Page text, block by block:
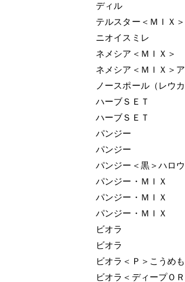
ディル
テルスター＜ＭＩＸ＞
ニオイスミレ
ネメシア＜ＭＩＸ＞
ネメシア＜ＭＩＸ＞
ノースポール（レウ
ハーブＳＥＴ
ハーブＳＥＴ
パンジー
パンジー
パンジー＜黒＞ハロ
パンジー・ＭＩＸ
パンジー・ＭＩＸ
パンジー・ＭＩＸ
ビオラ
ビオラ
ビオラ＜Ｐ＞こうめ
ビオラ＜ディープＯ